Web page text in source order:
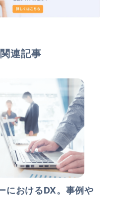
関連記事
におけるDX。事例や